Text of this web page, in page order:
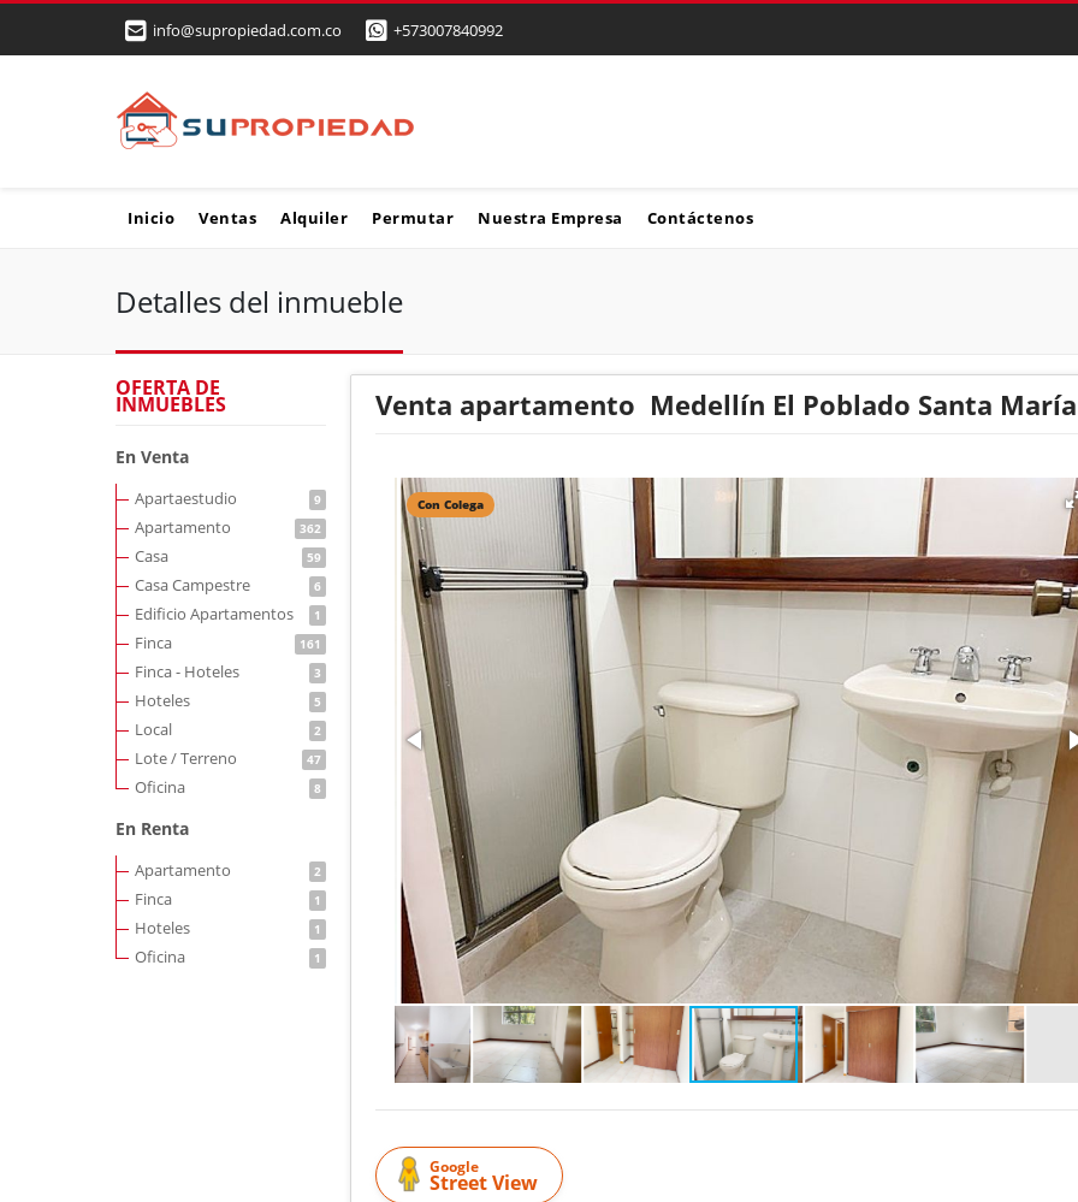
info@supropiedad.com.co +573007840992
Inicio Ventas Alquiler Permutar Nuestra Empresa Contáctenos
Detalles del inmueble
OFERTA DE
INMUEBLES
En Venta
Apartaestudio 9
Apartamento 362
Casa 59
Casa Campestre 6
Edificio Apartamentos 1
Finca 161
Finca - Hoteles 3
Hoteles 5
Local 2
Lote / Terreno 47
Oficina 8
En Renta
Apartamento 2
Finca 1
Hoteles 1
Oficina 1
Venta apartamento Medellín El Poblado Santa
Con Colega
Google
Street View